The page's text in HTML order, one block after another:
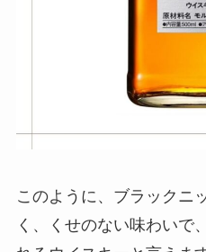
このように、ブラックニ
く、くせのない味わいで